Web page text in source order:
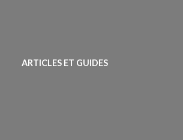
ARTICLES ET GUIDES